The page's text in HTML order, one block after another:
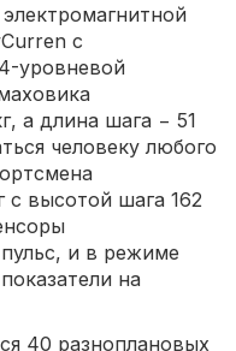
с
уровневой
а длина шага − 51
человеку любого
с высотой шага 162
и в режиме
на
40 разноплановых